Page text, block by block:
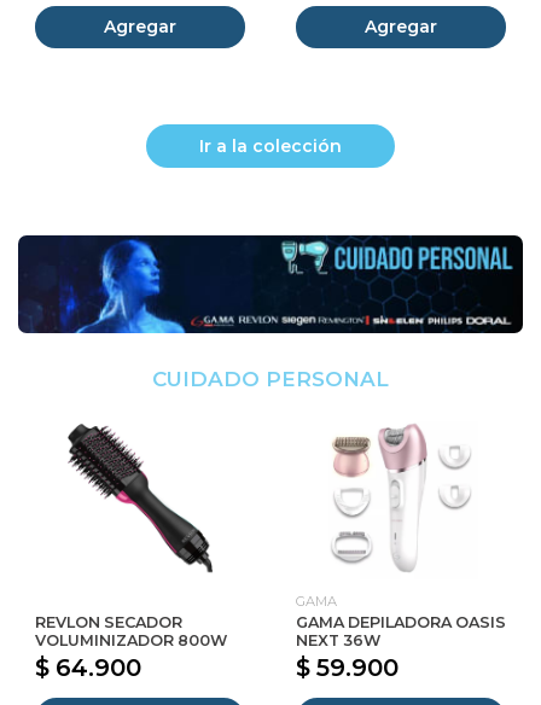
Agregar Agregar
Ir a la colección
CUIDADO PERSONAL
REVLON SECADOR
VOLUMINIZADOR 800W
$ 64.900
GAMA
GAMA DEPILADORA OASIS
NEXT 36W
$ 59.900